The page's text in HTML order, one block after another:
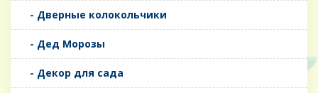
- Дверные колокольчики
- Дед Морозы
- Декор для сада